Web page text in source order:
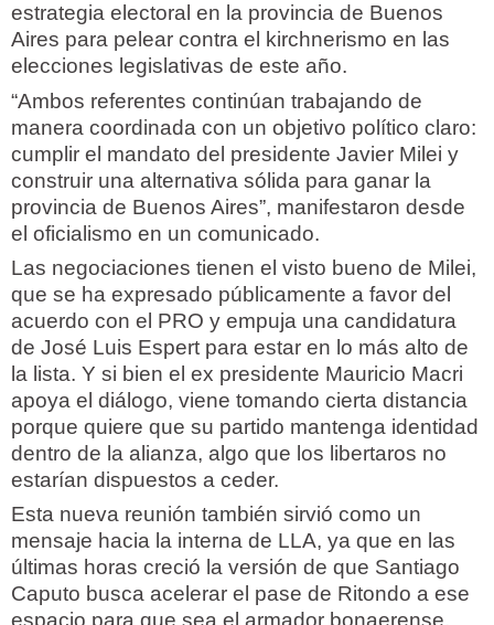
estrategia electoral en la provincia de Buenos
Aires para pelear contra el kirchnerismo en las
elecciones legislativas de este año.
“Ambos referentes continúan trabajando de
manera coordinada con un objetivo político claro:
cumplir el mandato del presidente Javier Milei y
construir una alternativa sólida para ganar la
provincia de Buenos Aires”, manifestaron desde
el oficialismo en un comunicado.
Las negociaciones tienen el visto bueno de Milei,
que se ha expresado públicamente a favor del
acuerdo con el PRO y empuja una candidatura
de José Luis Espert para estar en lo más alto de
la lista. Y si bien el ex presidente Mauricio Macri
apoya el diálogo, viene tomando cierta distancia
porque quiere que su partido mantenga identidad
dentro de la alianza, algo que los libertaros no
estarían dispuestos a ceder.
Esta nueva reunión también sirvió como un
mensaje hacia la interna de LLA, ya que en las
últimas horas creció la versión de que Santiago
Caputo busca acelerar el pase de Ritondo a ese
espacio para que sea el armador bonaerense.